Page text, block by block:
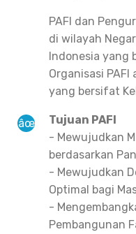
PAFI dan
di wilayah
Indonesia yang
Organisasi
yang bersifat
Tujuan PAFI
- Mewujudkan
berdasarkan
- Mewujudkan
Optimal bagi
-
Pembangunan